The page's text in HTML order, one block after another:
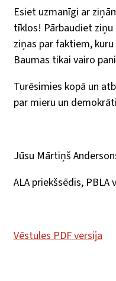
Esiet uzmanīgi ar
tīklos! Pārbaudiet
ziņas par faktiem,
Baumas tikai vairo
Turēsimies kopā un
par mieru un
Jūsu Mārtiņš
ALA priekšsēdis, PBLA
Vēstules PDF versija